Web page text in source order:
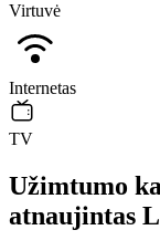
Virtuvė
Internetas
TV
Užimtumo
atnaujintas